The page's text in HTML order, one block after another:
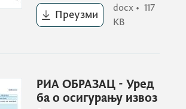
од нетржишних ризика,
Радна група коју је
ће трајати 20 дана од дана
Преузми
docx • 117
KB
РИА ОБРАЗАЦ - Уред
ба о осигурању извоз